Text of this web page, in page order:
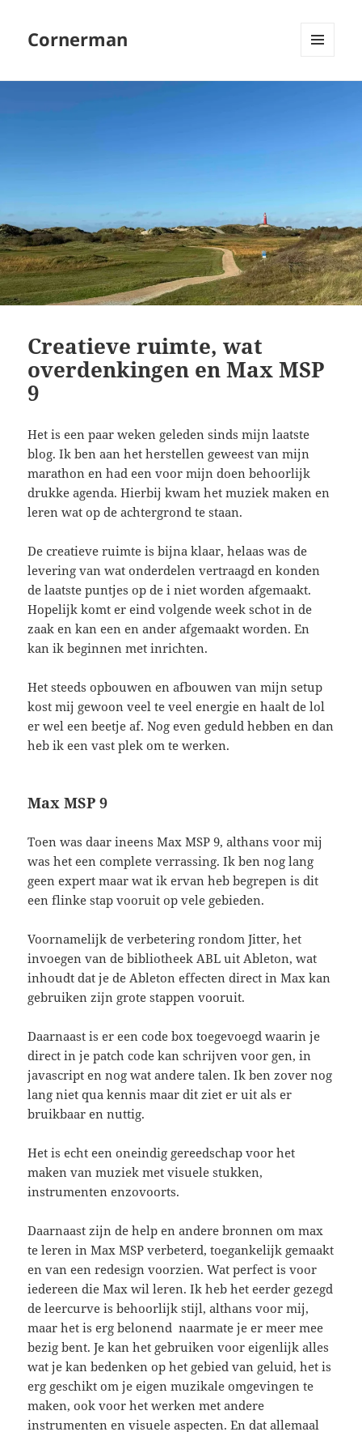
Cornerman
Creatieve ruimte, wat
overdenkingen en Max MSP
9
Het is een paar weken geleden sinds mijn laatste
blog. Ik ben aan het herstellen geweest van mijn
marathon en had een voor mijn doen behoorlijk
drukke agenda. Hierbij kwam het muziek maken en
leren wat op de achtergrond te staan.
De creatieve ruimte is bijna klaar, helaas was de
levering van wat onderdelen vertraagd en konden
de laatste puntjes op de i niet worden afgemaakt.
Hopelijk komt er eind volgende week schot in de
zaak en kan een en ander afgemaakt worden. En
kan ik beginnen met inrichten.
Het steeds opbouwen en afbouwen van mijn setup
kost mij gewoon veel te veel energie en haalt de lol
er wel een beetje af. Nog even geduld hebben en dan
heb ik een vast plek om te werken.
Max MSP 9
Toen was daar ineens Max MSP 9, althans voor mij
was het een complete verrassing. Ik ben nog lang
geen expert maar wat ik ervan heb begrepen is dit
een flinke stap vooruit op vele gebieden.
Voornamelijk de verbetering rondom Jitter, het
invoegen van de bibliotheek ABL uit Ableton, wat
inhoudt dat je de Ableton effecten direct in Max kan
gebruiken zijn grote stappen vooruit.
Daarnaast is er een code box toegevoegd waarin je
direct in je patch code kan schrijven voor gen, in
javascript en nog wat andere talen. Ik ben zover nog
lang niet qua kennis maar dit ziet er uit als er
bruikbaar en nuttig.
Het is echt een oneindig gereedschap voor het
maken van muziek met visuele stukken,
instrumenten enzovoorts.
Daarnaast zijn de help en andere bronnen om max
te leren in Max MSP verbeterd, toegankelijk gemaakt
en van een redesign voorzien. Wat perfect is voor
iedereen die Max wil leren. Ik heb het eerder gezegd
de leercurve is behoorlijk stijl, althans voor mij,
maar het is erg belonend naarmate je er meer mee
bezig bent. Je kan het gebruiken voor eigenlijk alles
wat je kan bedenken op het gebied van geluid, het is
erg geschikt om je eigen muzikale omgevingen te
maken, ook voor het werken met andere
instrumenten en visuele aspecten. En dat allemaal